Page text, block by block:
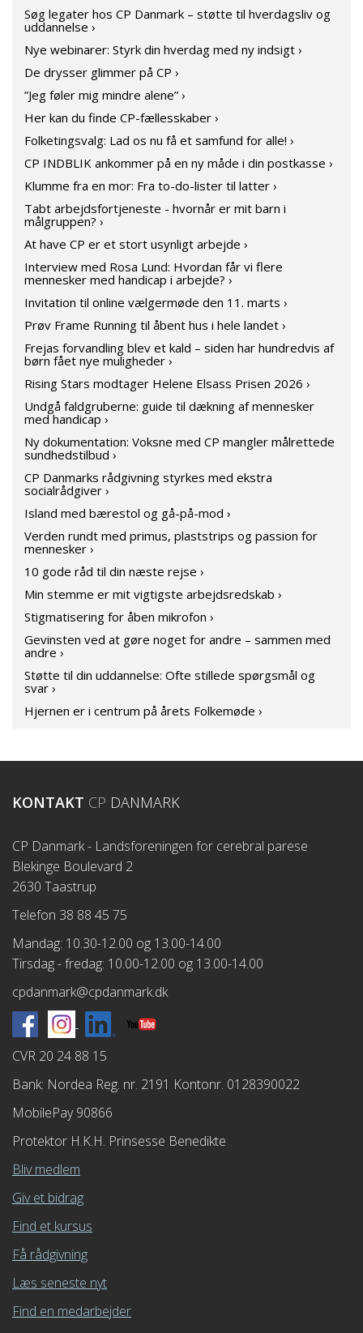
Søg legater hos CP Danmark – støtte til hverdagsliv og
uddannelse ›
Nye webinarer: Styrk din hverdag med ny indsigt ›
De drysser glimmer på CP ›
”Jeg føler mig mindre alene” ›
Her kan du finde CP-fællesskaber ›
Folketingsvalg: Lad os nu få et samfund for alle! ›
CP INDBLIK ankommer på en ny måde i din postkasse ›
Klumme fra en mor: Fra to-do-lister til latter ›
Tabt arbejdsfortjeneste - hvornår er mit barn i
målgruppen? ›
At have CP er et stort usynligt arbejde ›
Interview med Rosa Lund: Hvordan får vi flere
mennesker med handicap i arbejde? ›
Invitation til online vælgermøde den 11. marts ›
Prøv Frame Running til åbent hus i hele landet ›
Frejas forvandling blev et kald – siden har hundredvis af
børn fået nye muligheder ›
Rising Stars modtager Helene Elsass Prisen 2026 ›
Undgå faldgruberne: guide til dækning af mennesker
med handicap ›
Ny dokumentation: Voksne med CP mangler målrettede
sundhedstilbud ›
CP Danmarks rådgivning styrkes med ekstra
socialrådgiver ›
Island med bærestol og gå-på-mod ›
Verden rundt med primus, plaststrips og passion for
mennesker ›
10 gode råd til din næste rejse ›
Min stemme er mit vigtigste arbejdsredskab ›
Stigmatisering for åben mikrofon ›
Gevinsten ved at gøre noget for andre – sammen med
andre ›
Støtte til din uddannelse: Ofte stillede spørgsmål og
svar ›
Hjernen er i centrum på årets Folkemøde ›
KONTAKT CP DANMARK
CP Danmark - Landsforeningen for cerebral parese
Blekinge Boulevard 2
2630 Taastrup
Telefon 38 88 45 75
Mandag: 10.30-12.00 og 13.00-14.00
Tirsdag - fredag: 10.00-12.00 og 13.00-14.00
cpdanmark@cpdanmark.dk
CVR 20 24 88 15
Bank: Nordea Reg. nr. 2191 Kontonr. 0128390022
MobilePay 90866
Protektor H.K.H. Prinsesse Benedikte
Bliv medlem
Giv et bidrag
Find et kursus
Få rådgivning
Læs seneste nyt
Find en medarbejder